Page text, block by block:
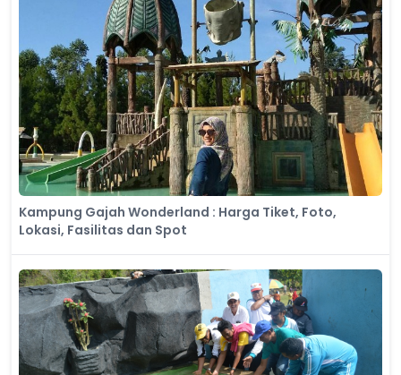
Kampung Gajah Wonderland : Harga Tiket, Foto,
Lokasi, Fasilitas dan Spot